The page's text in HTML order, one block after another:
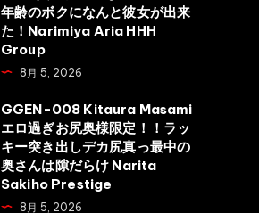
年齢のボクになんと彼女が出来
た！Narimiya Aria HHH
Group
8月 5, 2026
GGEN-008 Kitaura Masami
エロ過ぎお尻奥様限定！！ラッ
キー突き出しデカ尻真っ最中の
奥さんは隙だらけ Narita
Sakiho Prestige
8月 5, 2026